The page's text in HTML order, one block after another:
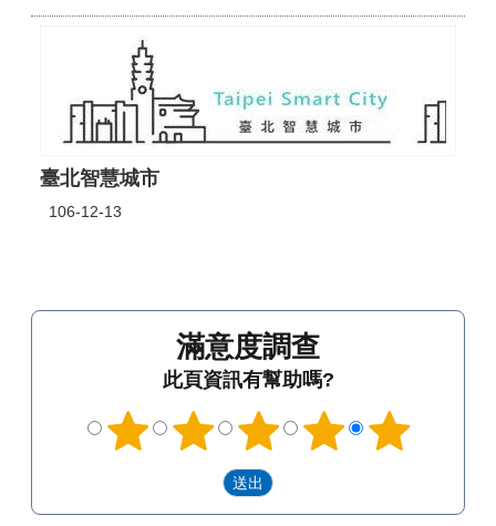
臺北智慧城市
106-12-13
滿意度調查
此頁資訊有幫助嗎?